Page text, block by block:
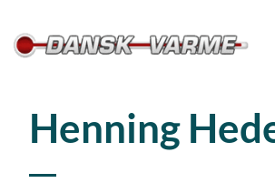
til
Henning